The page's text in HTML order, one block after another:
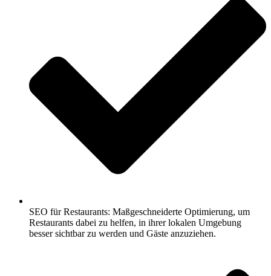
SEO für Restaurants: Maßgeschneiderte Optimierung, um
Restaurants dabei zu helfen, in ihrer lokalen Umgebung
besser sichtbar zu werden und Gäste anzuziehen.